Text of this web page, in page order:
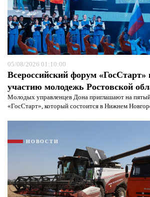
05/08/2026 01:10:00
Всероссийский форум «ГосСтарт»
участию молодежь Ростовской
Молодых управленцев Дона приглашают на
«ГосСтарт», который состоится в Нижнем
НОВОСТИ
Я согласен сполитикой
защиты информации*
Я согласен с политикой
защиты информации*